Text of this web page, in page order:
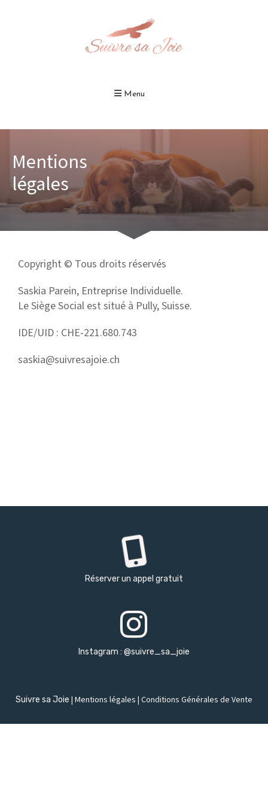
Menu
Mentions
légales
Copyright © Tous droits réservés
Saskia Parein, Entreprise Individuelle.
Le Siège Social est situé à Pully, Suisse.
IDE/UID : CHE-221.680.743
saskia@suivresajoie.ch
Réserver un appel gratuit
Instagram : @suivre_sa_joie
Suivre sa Joie | Mentions légales | Conditions Générales de Vente